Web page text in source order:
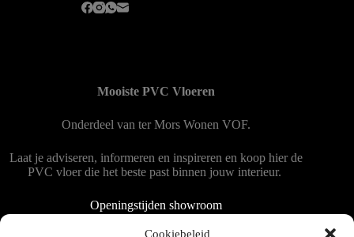
Cookiebeleid
Mooiste PVC Vloeren
Onderdeel van ter Mors Wonen VOF.
Laat je adviseren, informeren en inspireren en koop hier de
PVC vloer die het beste past binnen jouw interieur.
Openingstijden showroom
Dinsdag tot en met vrijdag 9:00 - 18:00